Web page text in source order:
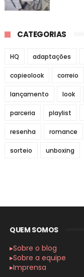
CATEGORIAS
HQ adaptações
copieolook correio
lançamento look
parceria playlist
resenha romance
sorteio unboxing
QUEM SOMOS
▸Sobre o blog
▸Sobre a equipe
▸Imprensa